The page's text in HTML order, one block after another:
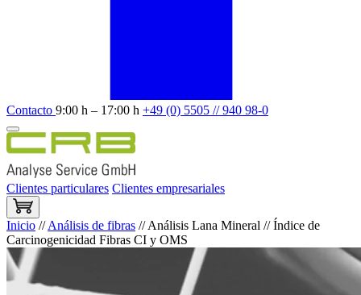
Contacto 9:00 h – 17:00 h +49 (0) 5505 // 940 98-0
Clientes particulares Clientes empresariales
Inicio //Análisis de fibras //Análisis Lana Mineral // Índice de
Carcinogenicidad Fibras CI y OMS